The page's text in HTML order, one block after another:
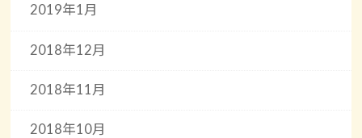
2019年1月
2018年12月
2018年11月
2018年10月